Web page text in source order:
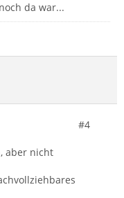
da war...
#4
aber nicht